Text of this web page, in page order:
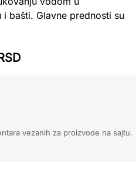
i bašti. Glavne prednosti su
vezanih za proizvode na sajtu.